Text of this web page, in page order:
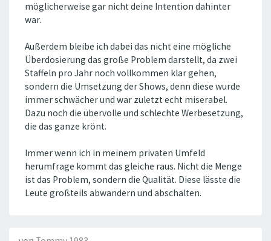
möglicherweise gar nicht deine Intention dahinter
war.
Außerdem bleibe ich dabei das nicht eine mögliche
Überdosierung das große Problem darstellt, da zwei
Staffeln pro Jahr noch vollkommen klar gehen,
sondern die Umsetzung der Shows, denn diese wurde
immer schwächer und war zuletzt echt miserabel.
Dazu noch die übervolle und schlechte Werbesetzung,
die das ganze krönt.
Immer wenn ich in meinem privaten Umfeld
herumfrage kommt das gleiche raus. Nicht die Menge
ist das Problem, sondern die Qualität. Diese lässte die
Leute großteils abwandern und abschalten.